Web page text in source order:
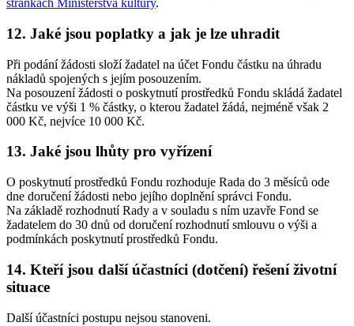
stránkách Ministerstva kultury.
12. Jaké jsou poplatky a jak je lze uhradit
Při podání žádosti složí žadatel na účet Fondu částku na úhradu
nákladů spojených s jejím posouzením.
Na posouzení žádosti o poskytnutí prostředků Fondu skládá žadatel
částku ve výši 1 % částky, o kterou žadatel žádá, nejméně však 2
000 Kč, nejvíce 10 000 Kč.
13. Jaké jsou lhůty pro vyřízení
O poskytnutí prostředků Fondu rozhoduje Rada do 3 měsíců ode
dne doručení žádosti nebo jejího doplnění správci Fondu.
Na základě rozhodnutí Rady a v souladu s ním uzavře Fond se
žadatelem do 30 dnů od doručení rozhodnutí smlouvu o výši a
podmínkách poskytnutí prostředků Fondu.
14. Kteří jsou další účastníci (dotčení) řešení životní
situace
Další účastníci postupu nejsou stanoveni.